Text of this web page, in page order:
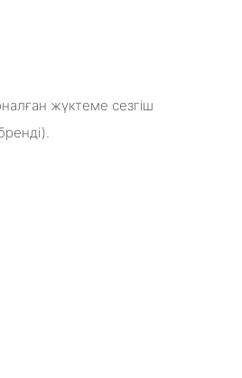
жүктеме сезгіш